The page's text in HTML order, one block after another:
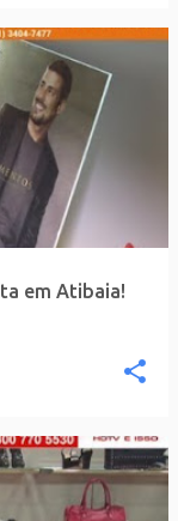
em Atibaia!